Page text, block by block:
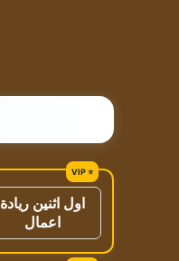
اول اثنين ريادة
اعمال